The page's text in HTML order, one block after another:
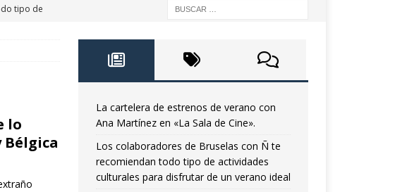
tipo de
de
lo
La cartelera de estrenos de verano con
Ana Martínez en «La Sala de Cine».
Los colaboradores de Bruselas con Ñ te
recomiendan todo tipo de actividades
culturales para disfrutar de un verano ideal